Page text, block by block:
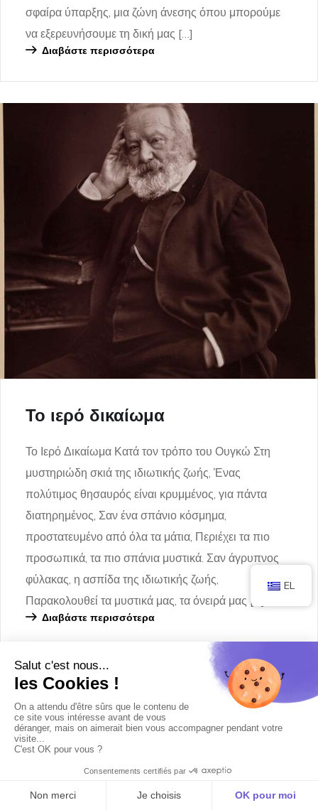
σφαίρα ύπαρξης, μια ζώνη άνεσης όπου μπορούμε
να εξερευνήσουμε τη δική μας […]
Διαβάστε περισσότερα
Το ιερό δικαίωμα
Το Ιερό Δικαίωμα Κατά τον τρόπο του Ουγκώ Στη
μυστηριώδη σκιά της ιδιωτικής ζωής, Ένας
πολύτιμος θησαυρός είναι κρυμμένος, για πάντα
διατηρημένος, Σαν ένα σπάνιο κόσμημα,
προστατευμένο από όλα τα μάτια, Περιέχει τα πιο
προσωπικά, τα πιο σπάνια μυστικά. Σαν άγρυπνος
φύλακας, η ασπίδα της ιδιωτικής ζωής,
Παρακολουθεί τα μυστικά μας, τα όνειρά μας […]
Διαβάστε περισσότερα
EL